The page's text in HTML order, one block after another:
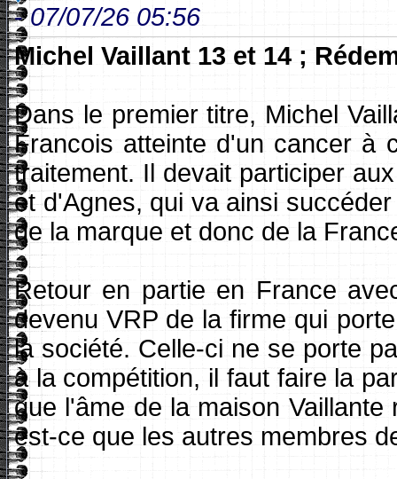
-07/07/26 05:56
Michel Vaillant 13 et 14 ;
Dans le premier titre, Michel
Francois atteinte d'un cancer à
traitement. Il devait participer
et d'Agnes, qui va ainsi
de la marque et donc de la
Retour en partie en France
devenu VRP de la firme qui
la société. Celle-ci ne se porte
à la compétition, il faut faire la
que l'âme de la maison
est-ce que les autres membres